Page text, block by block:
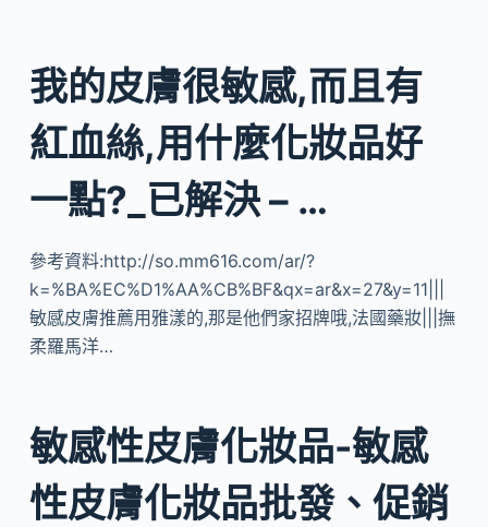
我的皮膚很敏感,而且有
紅血絲,用什麼化妝品好
一點?_已解決 – …
參考資料:http://so.mm616.com/ar/?
k=%BA%EC%D1%AA%CB%BF&qx=ar&x=27&y=11|||
敏感皮膚推薦用雅漾的,那是他們家招牌哦,法國藥妝|||撫
柔羅馬洋…
敏感性皮膚化妝品-敏感
性皮膚化妝品批發、促銷